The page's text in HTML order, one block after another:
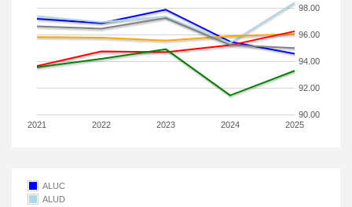
2021 2022 2023 2024 2025
90.00
92.00
94.00
96.00
98.00
ALUC
ALUD